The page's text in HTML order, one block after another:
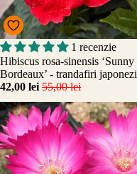
Promo
1 recenzie
Hibiscus rosa-sinensis ‘Sunny
Bordeaux’ - trandafiri japonezi
42,00 lei 55,00 lei